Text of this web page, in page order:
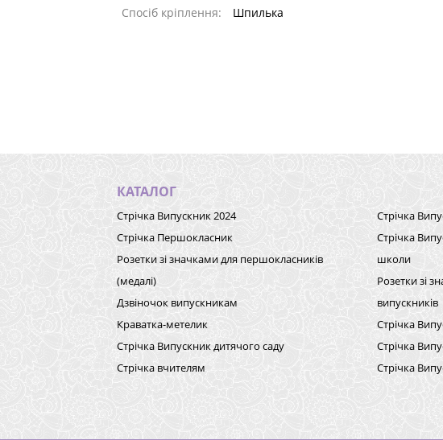
Спосіб кріплення:
Шпилька
КАТАЛОГ
Стрічка Випускник 2024
Стрічка Першокласник
Розетки зі значками для першокласників
(медалі)
Дзвіночок випускникам
Краватка-метелик
Стрічка Випускник дитячого саду
Стрічка вчителям
Стрічка
Стрічка
школи
Розетки зі
випускників
Стрічка
Стрічка
Стрічка